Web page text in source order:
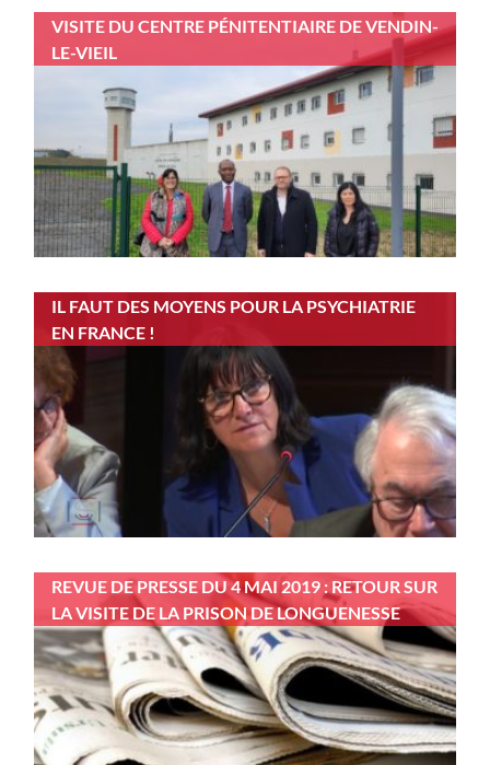
VISITE DU CENTRE PÉNITENTIAIRE DE VENDIN-
LE-VIEIL
IL FAUT DES MOYENS POUR LA PSYCHIATRIE
EN FRANCE !
REVUE DE PRESSE DU 4 MAI 2019 : RETOUR SUR
LA VISITE DE LA PRISON DE LONGUENESSE